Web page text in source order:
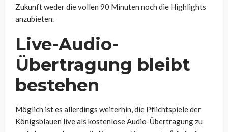
Zukunft weder die vollen 90 Minuten noch die Highlights
anzubieten.
Live-Audio-
Übertragung bleibt
bestehen
Möglich ist es allerdings weiterhin, die Pflichtspiele der
Königsblauen live als kostenlose Audio-Übertragung zu